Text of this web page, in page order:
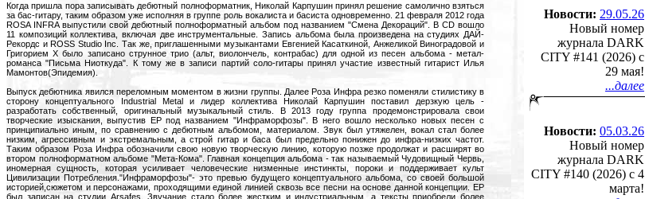
Когда пришла пора записывать дебютный полноформатник, Николай Карпушин принял решение самолично взяться
за бас-гитару, таким образом уже исполняя в группе роль вокалиста и басиста одновременно. 21 февраля 2012 года
ROSA INFRA выпустили свой дебютный полноформатный альбом под названием "Смена Декораций". В CD вошло
11 композиций коллектива, включая две инструментальные. Запись альбома была произведена на студиях ДАЙ-
Рекордс и ROSS Studio Inc. Так же, приглашенными музыкантами Евгенией Касаткиной, Анжеликой Виноградовой и
Григорием X было записано струнное трио (альт, виолончель, контрабас) для одной из песен альбома - метал-
романса "Письма Ниоткуда". К тому же в записи партий соло-гитары принял участие известный гитарист Илья
Мамонтов(Эпидемия).
Выпуск дебютника явился переломным моментом в жизни группы. Далее Роза Инфра резко поменяли стилистику в
сторону концептуального Industrial Metal и лидер коллектива Николай Карпушин поставил дерзкую цель -
разработать собственный, оригинальный музыкальный стиль. В 2013 году группа продемонстрировала свои
творческие изыскания, выпустив EP под названием "Инфраморфозы". В него вошло несколько новых песен с
принципиально иным, по сравнению с дебютным альбомом, материалом. Звук был утяжелен, вокал стал более
низким, агрессивным и экстремальным, а строй гитар и баса был предельно понижен до инфра-низких частот.
Таким образом Роза Инфра обозначили свою новую творческую линию, которую позже продолжат и расширят во
втором полноформатном альбоме "Мета-Кома". Главная концепция альбома - так называемый Чудовищный Червь,
иномерная сущность, которая усиливает человеческие низменные инстинкты, пороки и поддерживает культ
Цивилизации Потребления."Инфраморфозы"- это превью будущего концептуального альбома, со своей большой
историей,сюжетом и персонажами, проходящими единой линией сквозь все песни на основе данной концепции. EP
был записан на студии Arsafes. Звучание стало более жестким и индустриальным, а тексты приобрели более
Новости: 29.05.26
Новый номер
журнала DARK
CITY #141 (2026) c
29 мая!
...далее
Новости: 05.03.26
Новый номер
журнала DARK
CITY #140 (2026) c 4
марта!